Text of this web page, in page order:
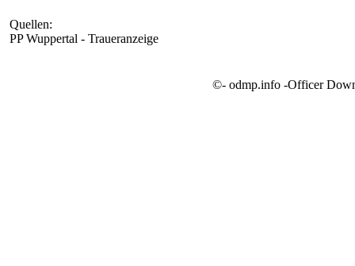
Quellen:
PP Wuppertal - Traueranzeige
©- odmp.info -Officer